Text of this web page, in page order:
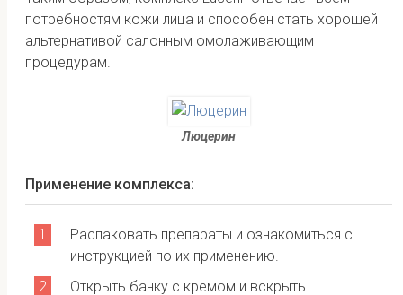
потребностям кожи лица и способен стать хорошей
альтернативой салонным омолаживающим
процедурам.
Люцерин
Применение комплекса:
Распаковать препараты и ознакомиться с
инструкцией по их применению.
Открыть банку с кремом и вскрыть